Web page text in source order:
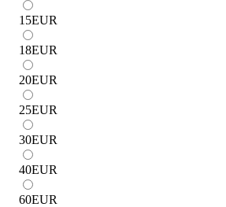
15EUR
18EUR
20EUR
25EUR
30EUR
40EUR
60EUR